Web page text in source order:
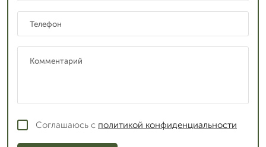
Соглашаюсь с политикой конфиденциальности